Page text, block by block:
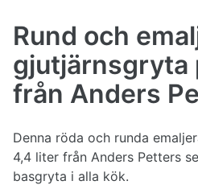
Rund och
gjutjärnsgryta
från Anders
Denna röda och runda
4,4 liter från Anders Petters
basgryta i alla kök.